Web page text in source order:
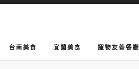
台南美食 宜蘭美食 寵物友善餐廳